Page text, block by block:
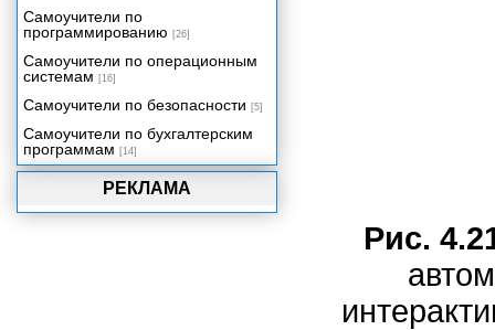
Рис.
РЕКЛАМА
Приложение В. Операционные
системы.
Приложение Г. Основные
клавиатурные комбинации в
Самоучители по
программированию [26]
Самоучители по операционным
системам [16]
Самоучители по безопасности [5]
Самоучители по бухгалтерским
программам [14]